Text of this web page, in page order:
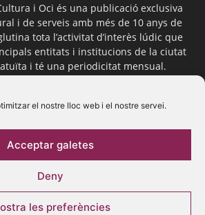
el nostre lloc web i el nostre servei.
Acceptar galetes
Deny
les preferències
i Oci és una publicació exclusiva
i de serveis amb més de 10 anys de
tota l’activitat d’interès lúdic que
entitats i institucions de la ciutat
i té una periodicitat mensual.
Segueix-nos